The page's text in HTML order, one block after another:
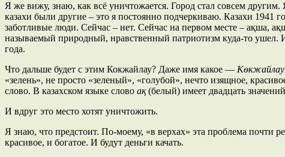
Я же вижу, знаю, как всё уничтожается. Город стал совсем
казахи были другие – это я постоянно подчеркиваю. Казахи
заботливые люди. Сейчас – нет. Сейчас на первом месте – ақша,
называемый природный, нравственный патриотизм куда-то ушел.
года.
Что дальше будет с этим Кокжайлау? Даже имя какое — Көкжайлау
«зелень», не просто «зеленый», «голубой», нечто изящное,
слово. В казахском языке слово ақ(белый) имеет двадцать
И вдруг это место хотят уничтожить.
Я знаю, что предстоит. По-моему, «в верхах» эта проблема почти
красивое, и богатое. И будут деньги качать.